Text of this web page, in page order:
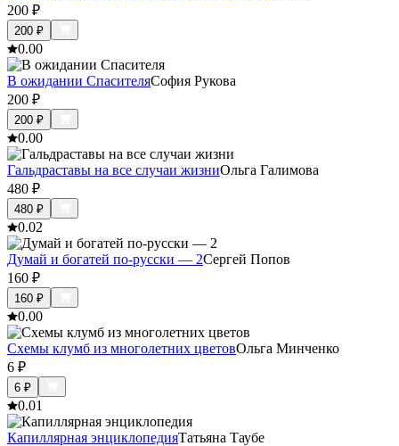
200 ₽
200 ₽
0.00
В ожидании СпасителяСофия Рукова
200 ₽
200 ₽
0.00
Гальдраставы на все случаи жизниОльга Галимова
480 ₽
480 ₽
0.02
Думай и богатей по-русски — 2Сергей Попов
160 ₽
160 ₽
0.00
Схемы клумб из многолетних цветовОльга Минченко
6 ₽
6 ₽
0.01
Капиллярная энциклопедияТатьяна Таубе